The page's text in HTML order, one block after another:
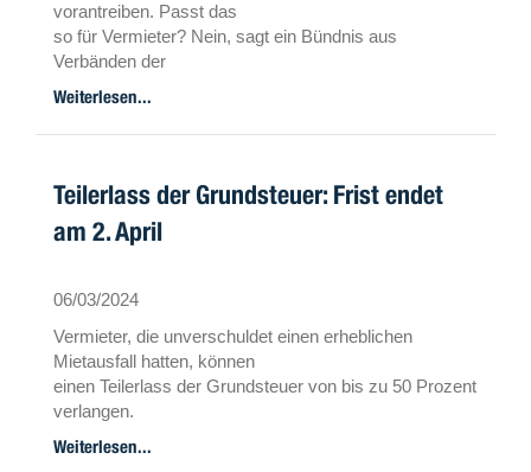
vorantreiben. Passt das
so für Vermieter? Nein, sagt ein Bündnis aus
Verbänden der
Immobilienbranche: Viel zu teuer. Sie fordern eine
Novelle der
Wärmelieferverordnung.
Weiterlesen...
Teilerlass der Grundsteuer: Frist endet
am 2. April
06/03/2024
Vermieter, die unverschuldet einen erheblichen
Mietausfall hatten, können
einen Teilerlass der Grundsteuer von bis zu 50 Prozent
verlangen.
Anträge für 2023 können noch bis zum 2.4.2024 bei
den Kommunen gestellt
Weiterlesen...